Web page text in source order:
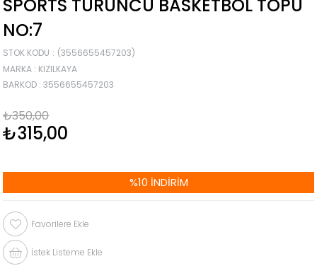
SPORTS TURUNCU BASKETBOL TOPU
NO:7
STOK KODU
(3556655457203)
MARKA : KIZILKAYA
BARKOD : 3556655457203
₺350,00
₺315,00
%10 İNDIRIM
Favorilere Ekle
İstek Listeme Ekle